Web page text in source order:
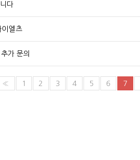
다
이엘츠
가 문의
« 1 2 3 4 5 6 7